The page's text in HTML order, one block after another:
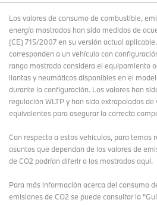
Los valores de consumo de combustible,
energía mostrados han sido medidos de
(CE) 715/2007 en su versión actual
corresponden a un vehículo con
rango mostrado considera el equipamiento
llantas y neumáticos disponibles en el
durante la configuración. Los valores han
regulación WLTP y han sido extrapolados
equivalentes para asegurar la correcta
Con respecto a estos vehículos, para temas
asuntos que dependan de los valores de
de CO2 podrían diferir a los mostrados aquí.
Para más información acerca del consumo
emisiones de CO2 se puede consultar la